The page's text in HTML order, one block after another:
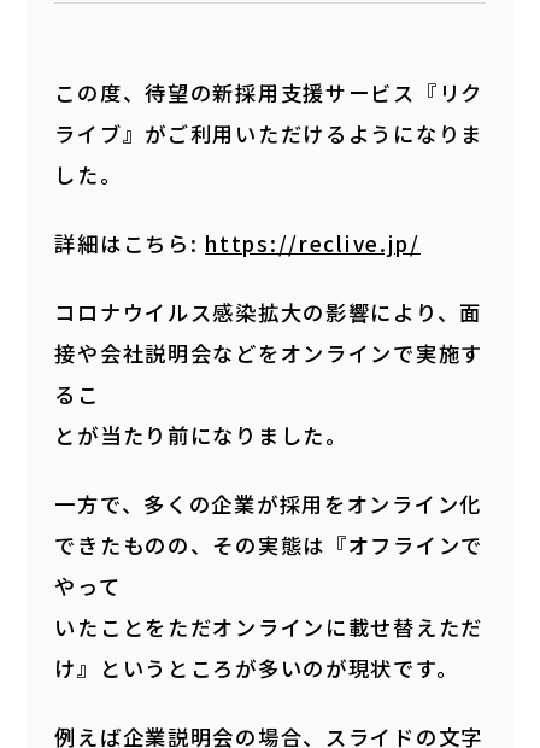
この度、待望の新採用支援サービス『リク
ライブ』がご利用いただけるようになりま
した。
詳細はこちら: https://reclive.jp/
コロナウイルス感染拡大の影響により、面
接や会社説明会などをオンラインで実施す
るこ
とが当たり前になりました。
一方で、多くの企業が採用をオンライン化
できたものの、その実態は『オフラインで
やって
いたことをただオンラインに載せ替えただ
け』というところが多いのが現状です。
例えば企業説明会の場合、スライドの文字